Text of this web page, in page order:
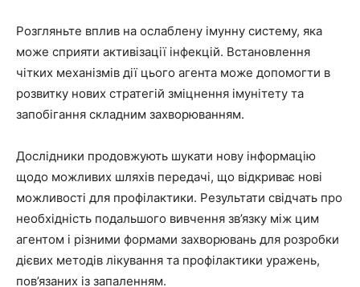
Розгляньте вплив на ослаблену імунну систему, яка
може сприяти активізації інфекцій. Встановлення
чітких механізмів дії цього агента може допомогти в
розвитку нових стратегій зміцнення імунітету та
запобігання складним захворюванням.
Дослідники продовжують шукати нову інформацію
щодо можливих шляхів передачі, що відкриває нові
можливості для профілактики. Результати свідчать про
необхідність подальшого вивчення зв’язку між цим
агентом і різними формами захворювань для розробки
дієвих методів лікування та профілактики уражень,
пов’язаних із запаленням.